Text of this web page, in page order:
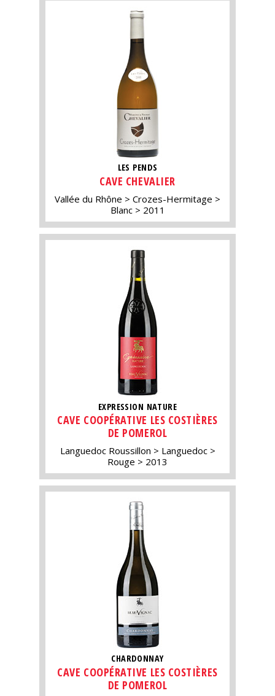
LES PENDS
CAVE CHEVALIER
Vallée du Rhône
Crozes-Hermitage
Blanc
2011
EXPRESSION NATURE
CAVE COOPÉRATIVE LES COSTIÈRES
DE POMEROL
Languedoc Roussillon
Languedoc
Rouge
2013
CHARDONNAY
CAVE COOPÉRATIVE LES COSTIÈRES
DE POMEROL